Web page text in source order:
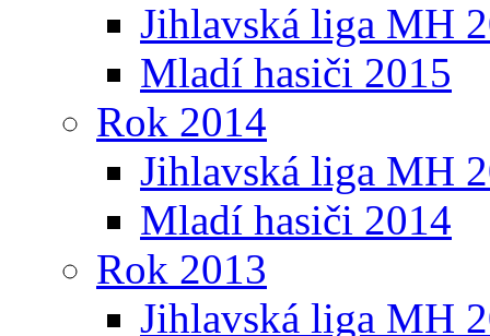
Jihlavská liga MH
Mladí hasiči 2015
Rok 2014
Jihlavská liga MH
Mladí hasiči 2014
Rok 2013
Jihlavská liga MH